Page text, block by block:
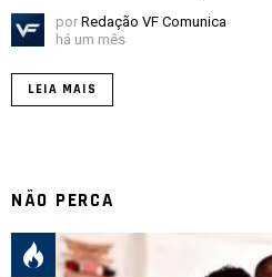
por Redação VF Comunica
há um mês
LEIA MAIS
NÃO PERCA